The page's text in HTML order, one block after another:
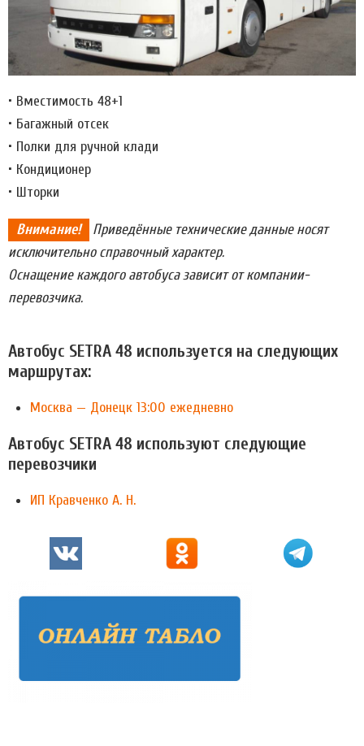
• Вместимость 48+1
• Багажный отсек
• Полки для ручной клади
• Кондиционер
• Шторки
Внимание!
Приведённые технические данные носят
исключительно справочный характер.
Оснащение каждого автобуса зависит от компании-
перевозчика.
Автобус SETRA 48 используется на следующих
маршрутах:
Москва — Донецк 13:00 ежедневно
Автобус SETRA 48 используют следующие
перевозчики
ИП Кравченко А. Н.